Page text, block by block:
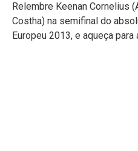
Relembre Keenan Cornelius
Costha) na semifinal do
Europeu 2013, e aqueça para